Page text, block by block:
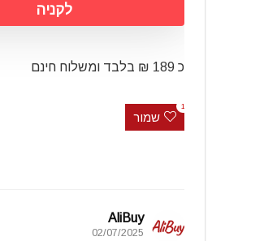
לקניה
כ 189 ₪ בלבד ומשלוח חינם
שמור
1
AliBuy
02/07/2025